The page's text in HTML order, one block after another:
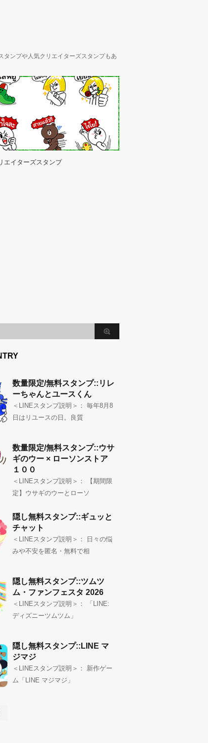
ンプや人気クリエイターズスタンプもあ
エイターズスタンプ
数量限定/無料スタンプ::リレ
ーちゃんとユースくん
＜LINEスタンプ説明＞： 毎年8月8
日はリユースの日。良質
数量限定/無料スタンプ::ウサ
ギのウー × ローソンストア
１００
＜LINEスタンプ説明＞： 【期間限
定】ウサギのウーとローソ
隠し無料スタンプ::ギュッと
チャット
＜LINEスタンプ説明＞： 日々の悩
みや不安を匿名・無料で相
隠し無料スタンプ::ツムツ
ム・ファンフェスタ 2026
＜LINEスタンプ説明＞： 「LINE:
ディズニーツムツム」
隠し無料スタンプ::LINE マ
ジマジ
＜LINEスタンプ説明＞： 新作ゲー
ム「LINE マジマジ」